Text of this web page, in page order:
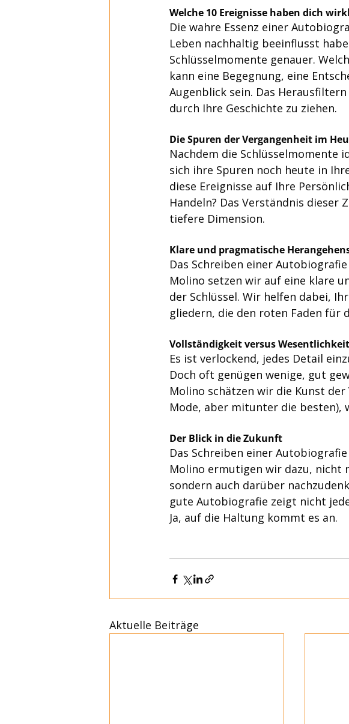
Welche 10 Ereignisse haben dich
Die wahre Essenz einer
Leben nachhaltig beeinflusst
Schlüsselmomente genauer.
kann eine Begegnung, eine
Augenblick sein. Das
durch Ihre Geschichte zu ziehen.
Die Spuren der Vergangenheit im
Nachdem die
sich ihre Spuren noch heute in
diese Ereignisse auf Ihre
Handeln? Das Verständnis
tiefere Dimension.
Klare und pragmatische
Das Schreiben einer
Molino setzen wir auf eine klare
der Schlüssel. Wir helfen dabei,
gliedern, die den roten Faden für
Vollständigkeit versus Wesentlichkeit
Es ist verlockend, jedes Detail
Doch oft genügen wenige, gut
Molino schätzen wir die Kunst
Mode, aber mitunter die besten),
Der Blick in die Zukunft
Das Schreiben einer
Molino ermutigen wir dazu,
sondern auch darüber
gute Autobiografie zeigt nicht
Ja, auf die Haltung kommt es an.
Aktuelle Beiträge